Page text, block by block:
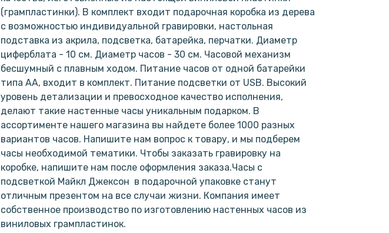
(грампластинки). В комплект входит подарочная коробка из дерева
с возможностью индивидуальной гравировки, настольная
подставка из акрила, подсветка, батарейка, перчатки. Диаметр
циферблата - 10 см. Диаметр часов - 30 см. Часовой механизм
бесшумный с плавным ходом. Питание часов от одной батарейки
типа АА, входит в комплект. Питание подсветки от USB. Высокий
уровень детализации и превосходное качество исполнения,
делают такие настенные часы уникальным подарком. В
ассортименте нашего магазина вы найдете более 1000 разных
вариантов часов. Напишите нам вопрос к товару, и мы подберем
часы необходимой тематики. Чтобы заказать гравировку на
коробке, напишите нам после оформления заказа.Часы с
подсветкой Майкл Джексон в подарочной упаковке станут
отличным презентом на все случаи жизни. Компания имеет
собственное производство по изготовлению настенных часов из
виниловых грампластинок.